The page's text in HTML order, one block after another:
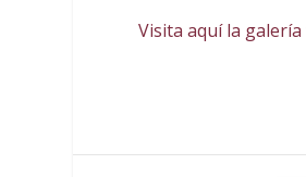
Visita aquí la